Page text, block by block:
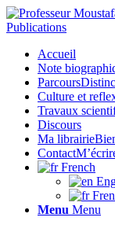
Accueil
Note
Parcours
Culture et
Travaux
Discours
Ma librairie
Contact
French
Menu Menu